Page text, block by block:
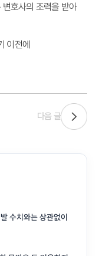
호사의 조력을 받아
이전에
다음 글
수치와는 상관없이